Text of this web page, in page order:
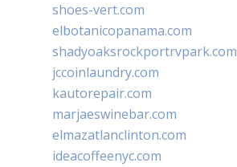
shoes-vert.com
elbotanicopanama.com
shadyoaksrockportrvpark.com
jccoinlaundry.com
kautorepair.com
marjaeswinebar.com
elmazatlanclinton.com
ideacoffeenyc.com